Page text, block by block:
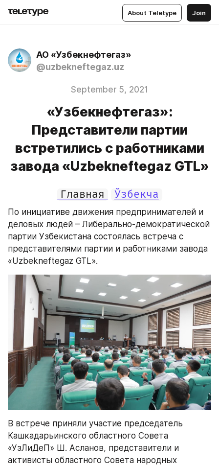
About Teletype Join
АО «Узбекнефтегаз»
@uzbekneftegaz.uz
September 5, 2021
«Узбекнефтегаз»:
Представители партии
встретились с работниками
завода «Uzbekneftegaz GTL»
Главная Ўзбекча
По инициативе движения предпринимателей и
деловых людей – Либерально-демократической
партии Узбекистана состоялась встреча с
представителями партии и работниками завода
«Uzbekneftegaz GTL».
В встрече приняли участие председатель
Кашкадарьинского областного Совета
«УзЛиДеП» Ш. Асланов, представители и
активисты областного Совета народных